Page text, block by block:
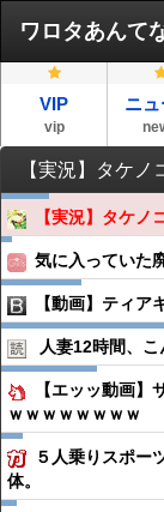
ワロタあんて
VIP
vip
ニ
【実況】タケノ
【実況】タケノ
気に入っていた
【動画】ティア
人妻12時間、
【エッッ動画
ｗｗｗｗｗｗｗｗ
５人乗りスポー
体。